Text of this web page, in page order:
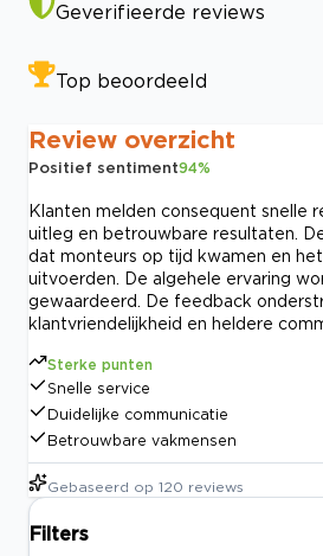
Geverifieerde reviews
Top beoordeeld
Review overzicht
Positief sentiment94%
Klanten melden consequent snelle
uitleg en betrouwbare resultaten.
dat monteurs op tijd kwamen en
uitvoerden. De algehele ervaring
gewaardeerd. De feedback
klantvriendelijkheid en heldere
Sterke punten
Snelle service
Duidelijke communicatie
Betrouwbare vakmensen
Gebaseerd op 120 reviews
Filters